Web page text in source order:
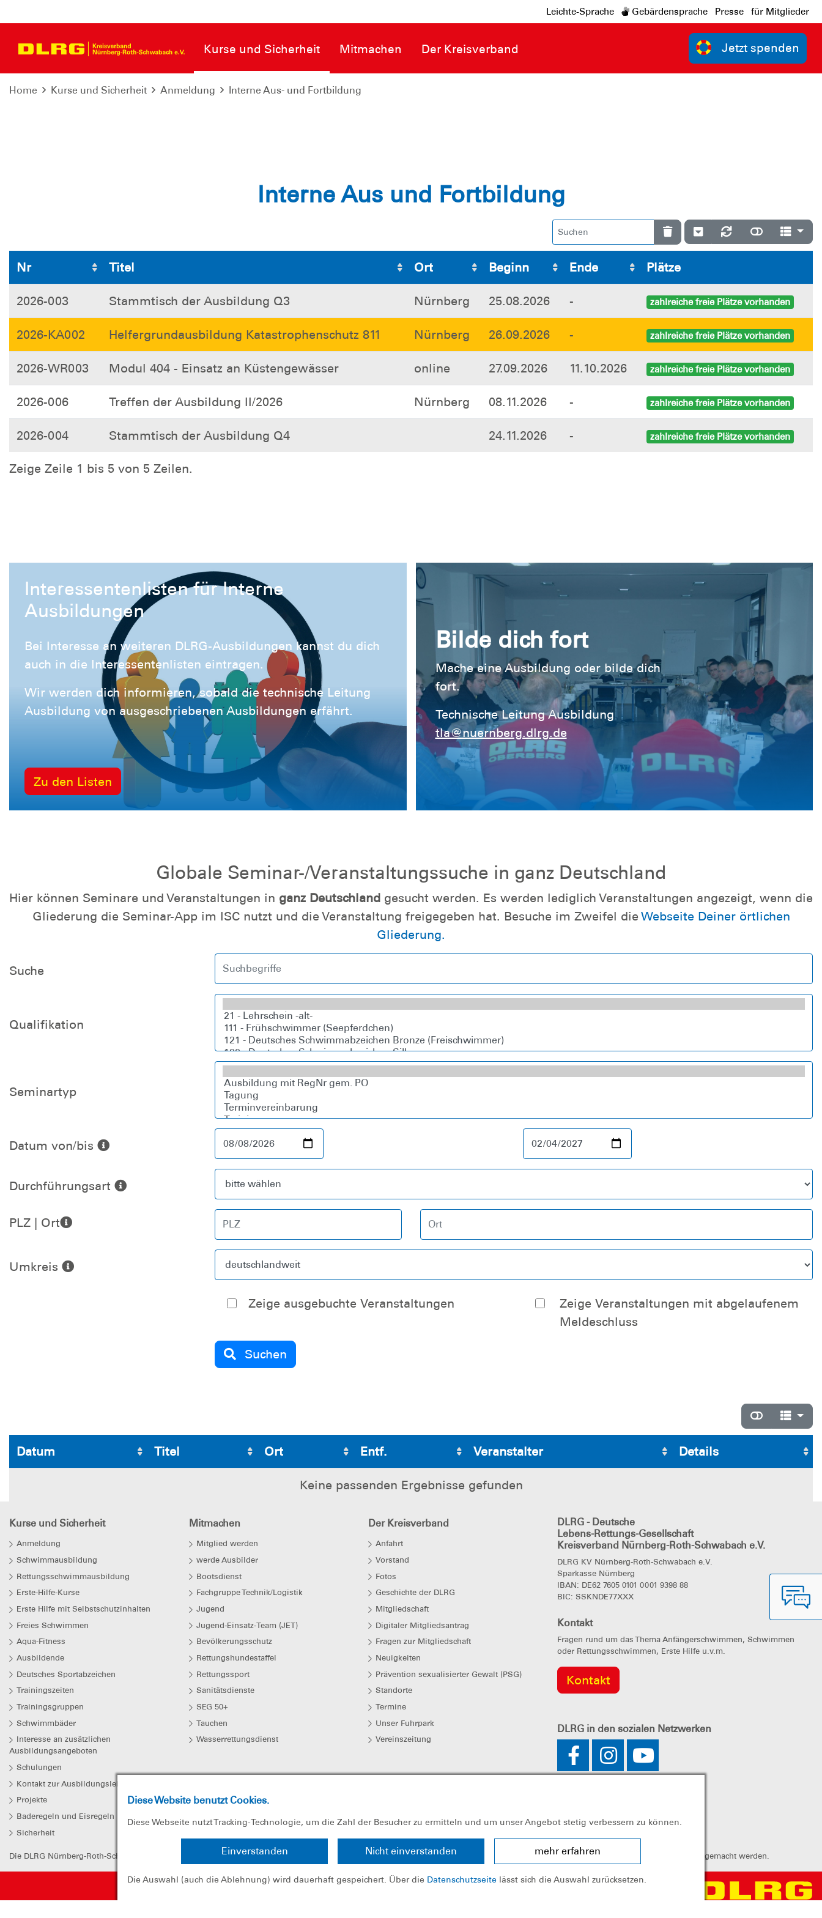
Leichte-Sprache Gebärdensprache Presse für Mitglieder
Kurse und Sicherheit Mitmachen Der Kreisverband Jetzt spenden
Home Kurse und Sicherheit Anmeldung Interne Aus- und Fortbildung
Interne Aus und Fortbildung
Nr Titel Ort Beginn Ende Plätze
2026-003 Stammtisch der Ausbildung Q3 Nürnberg 25.08.2026 - zahlreiche freie Plätze vorhanden
2026-KA002 Helfergrundausbildung Katastrophenschutz 811 Nürnberg 26.09.2026 - zahlreiche freie Plätze vorhanden
2026-WR003 Modul 404 - Einsatz an Küstengewässer online 27.09.2026 11.10.2026 zahlreiche freie Plätze vorhanden
2026-006 Treffen der Ausbildung II/2026 Nürnberg 08.11.2026 - zahlreiche freie Plätze vorhanden
2026-004 Stammtisch der Ausbildung Q4 24.11.2026 - zahlreiche freie Plätze vorhanden
Zeige Zeile 1 bis 5 von 5 Zeilen.
Interessentenlisten für Interne
Ausbildungen
Bei Interesse an weiteren DLRG-Ausbildungen kannst du dich
auch in die Interessentenlisten eintragen.
Wir werden dich informieren, sobald die technische Leitung
Ausbildung von ausgeschriebenen Ausbildungen erfährt.
Zu den Listen
Bilde dich fort
Mache eine Ausbildung oder bilde dich
fort.
Technische Leitung Ausbildung
tla@nuernberg.dlrg.de
Globale Seminar-/​Veranstaltungssuche in ganz Deutschland
Hier können Seminare und Veranstaltungen in ganz Deutschland gesucht werden. Es werden lediglich Veranstaltungen angezeigt, wenn die
Gliederung die Seminar-App im ISC nutzt und die Veranstaltung freigegeben hat. Besuche im Zweifel die Webseite Deiner örtlichen
Gliederung.
Suche
Qualifikation
Seminartyp
Datum von/bis
Durchführungsart
PLZ | Ort
Umkreis
Zeige ausgebuchte Veranstaltungen
Zeige Veranstaltungen mit abgelaufenem
Meldeschluss
Suchen
Datum Titel Ort Entf. Veranstalter Details
Keine passenden Ergebnisse gefunden
Diese Website benutzt Cookies.
Diese Webseite nutzt Tracking-Technologie, um die Zahl der Besucher zu ermitteln und um unser Angebot stetig verbessern zu können.
Einverstanden Nicht einverstanden mehr erfahren
Die Auswahl (auch die Ablehnung) wird dauerhaft gespeichert. Über die Datenschutzseite lässt sich die Auswahl zurücksetzen.
Kurse und Sicherheit
Anmeldung
Schwimmausbildung
Rettungsschwimmausbildung
Erste-Hilfe-Kurse
Erste Hilfe mit Selbstschutzinhalten
Freies Schwimmen
Aqua-Fitness
Ausbildende
Deutsches Sportabzeichen
Trainingszeiten
Trainingsgruppen
Schwimmbäder
Interesse an zusätzlichen
Ausbildungsangeboten
Schulungen
Kontakt zur Ausbildungsleitung
Projekte
Baderegeln und Eisregeln
Sicherheit
Mitmachen
Mitglied werden
werde Ausbilder
Bootsdienst
Fachgruppe Technik/Logistik
Jugend
Jugend-Einsatz-Team (JET)
Bevölkerungsschutz
Rettungshundestaffel
Rettungssport
Sanitätsdienste
SEG 50+
Tauchen
Wasserrettungsdienst
Der Kreisverband
Anfahrt
Vorstand
Fotos
Geschichte der DLRG
Mitgliedschaft
Digitaler Mitgliedsantrag
Fragen zur Mitgliedschaft
Neuigkeiten
Prävention sexualisierter Gewalt (PSG)
Standorte
Termine
Unser Fuhrpark
Vereinszeitung
DLRG - Deutsche
Lebens-Rettungs-Gesellschaft
Kreisverband Nürnberg-Roth-Schwabach e.V.
DLRG KV Nürnberg-Roth-Schwabach e.V.
Sparkasse Nürnberg
IBAN: DE62 7605 0101 0001 9398 88
BIC: SSKNDE77XXX
Kontakt
Fragen rund um das Thema Anfängerschwimmen, Schwimmen
oder Rettungsschwimmen, Erste Hilfe u.v.m.
Kontakt
DLRG in den sozialen Netzwerken
Die DLRG Nürnberg-Roth-Schwabach e.V. ist beim Finanzamt Nürnberg-Zentral unter der Steuernummer 241/107/60325 als gemeinnützig anerkannt. Spenden können steuerlich geltend gemacht werden.